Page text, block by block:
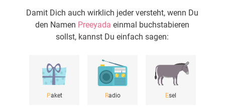
Damit Dich auch wirklich jeder versteht, wenn Du
den Namen Preeyada einmal buchstabieren
sollst, kannst Du einfach sagen:
Paket Radio Esel